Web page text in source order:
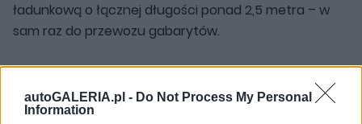
autoGALERIA.pl - Do Not Process My Personal
Information
ładunkową o łącznej długości ponad 2,5 metra – w
sam raz do przewozu gabarytów.
Francuskie samochody przez lata były synonimem
komfortu podróżowania. Citroen postanowił
powrócić do tych założeń – i bardzo dobrze, bo dzięki